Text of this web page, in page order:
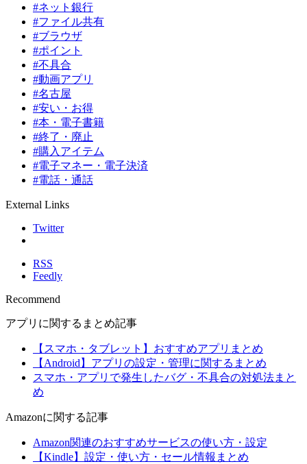
#ネット銀行
#ファイル共有
#ブラウザ
#ポイント
#不具合
#動画アプリ
#名古屋
#安い・お得
#本・電子書籍
#終了・廃止
#購入アイテム
#電子マネー・電子決済
#電話・通話
External Links
Twitter
RSS
Feedly
Recommend
アプリに関するまとめ記事
【スマホ・タブレット】おすすめアプリまとめ
【Android】アプリの設定・管理に関するまとめ
スマホ・アプリで発生したバグ・不具合の対処法まと
め
Amazonに関する記事
Amazon関連のおすすめサービスの使い方・設定
【Kindle】設定・使い方・セール情報まとめ